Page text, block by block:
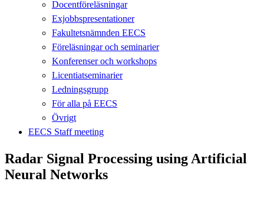
Docentföreläsningar
Exjobbspresentationer
Fakultetsnämnden EECS
Föreläsningar och seminarier
Konferenser och workshops
Licentiatseminarier
Ledningsgrupp
För alla på EECS
Övrigt
EECS Staff meeting
Radar Signal Processing using Artificial
Neural Networks